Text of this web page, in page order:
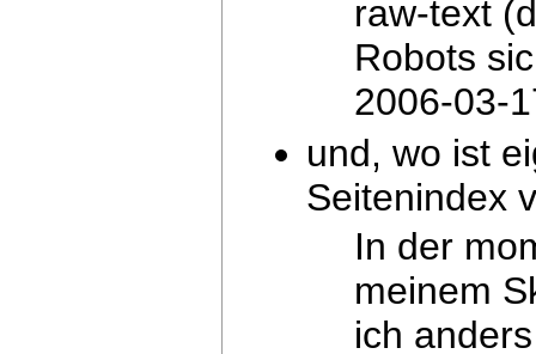
raw-text
Robots
2006-03-
und, wo ist
Seitenindex
In der
meinem
ich